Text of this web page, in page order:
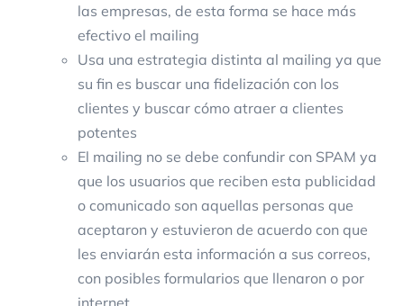
las empresas, de esta forma se hace más
efectivo el mailing
Usa una estrategia distinta al mailing ya que
su fin es buscar una fidelización con los
clientes y buscar cómo atraer a clientes
potentes
El mailing no se debe confundir con SPAM ya
que los usuarios que reciben esta publicidad
o comunicado son aquellas personas que
aceptaron y estuvieron de acuerdo con que
les enviarán esta información a sus correos,
con posibles formularios que llenaron o por
internet.